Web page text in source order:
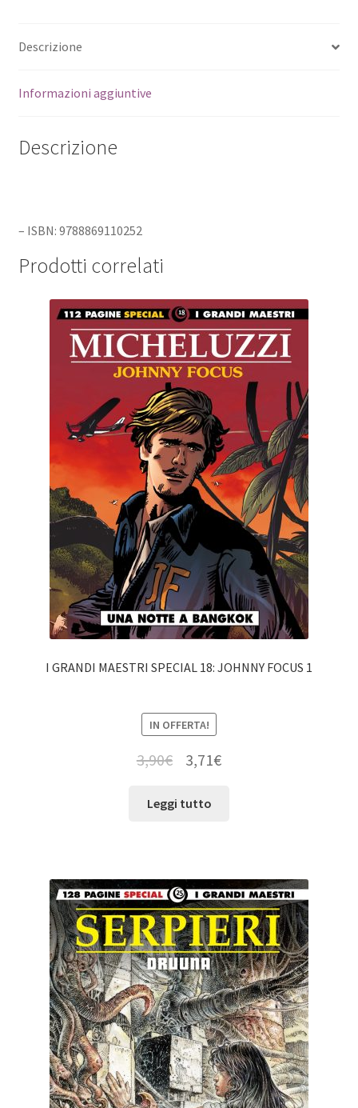
Descrizione
Informazioni aggiuntive
Descrizione
– ISBN: 9788869110252
Prodotti correlati
I GRANDI MAESTRI SPECIAL 18: JOHNNY FOCUS 1
IN OFFERTA!
3,90€ 3,71€
Leggi tutto